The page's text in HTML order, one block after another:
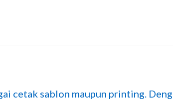
cetak sablon maupun printing.